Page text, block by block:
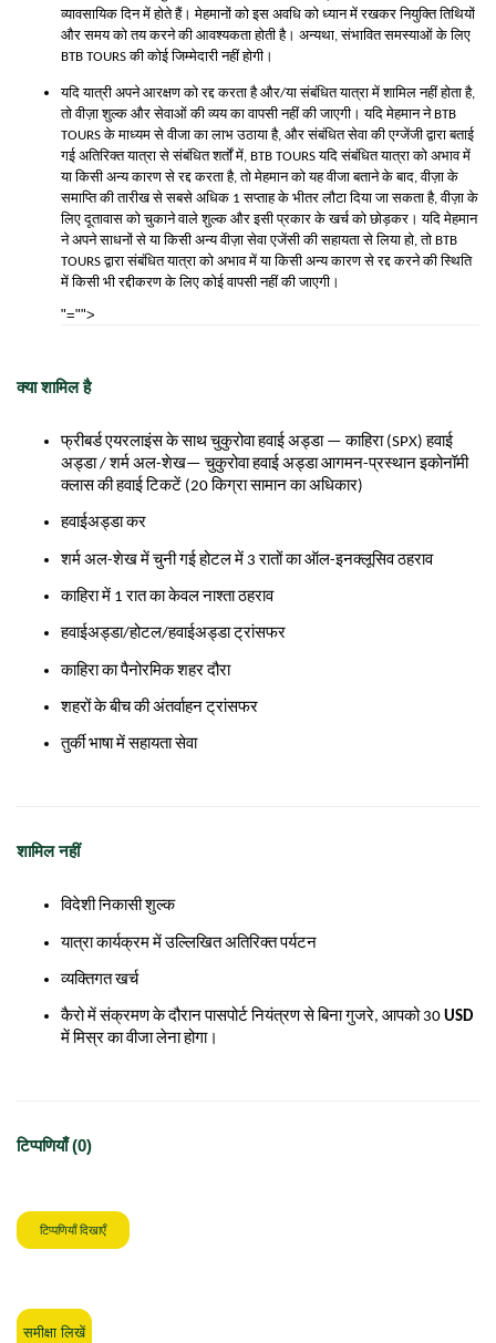
व्यावसायिक दिन में होते हैं। मेहमानों को इस अवधि को ध्यान में रखकर नियुक्ति तिथियों
और समय को तय करने की आवश्यकता होती है। अन्यथा, संभावित समस्याओं के लिए
BTB TOURS की कोई जिम्मेदारी नहीं होगी।
यदि यात्री अपने आरक्षण को रद्द करता है और/या संबंधित यात्रा में शामिल नहीं होता है,
तो वीज़ा शुल्क और सेवाओं की व्यय का वापसी नहीं की जाएगी। यदि मेहमान ने BTB
TOURS के माध्यम से वीजा का लाभ उठाया है, और संबंधित सेवा की एग्जेंजी द्वारा बताई
गई अतिरिक्त यात्रा से संबंधित शर्तों में, BTB TOURS यदि संबंधित यात्रा को अभाव में
या किसी अन्य कारण से रद्द करता है, तो मेहमान को यह वीजा बताने के बाद, वीज़ा के
समाप्ति की तारीख से सबसे अधिक 1 सप्ताह के भीतर लौटा दिया जा सकता है, वीज़ा के
लिए दूतावास को चुकाने वाले शुल्क और इसी प्रकार के खर्च को छोड़कर। यदि मेहमान
ने अपने साधनों से या किसी अन्य वीज़ा सेवा एजेंसी की सहायता से लिया हो, तो BTB
TOURS द्वारा संबंधित यात्रा को अभाव में या किसी अन्य कारण से रद्द करने की स्थिति
में किसी भी रद्दीकरण के लिए कोई वापसी नहीं की जाएगी।
"="">
क्या शामिल है
फ्रीबर्ड एयरलाइंस के साथ चुकुरोवा हवाई अड्डा — काहिरा (SPX) हवाई
अड्डा / शर्म अल-शेख— चुकुरोवा हवाई अड्डा आगमन-प्रस्थान इकोनॉमी
क्लास की हवाई टिकटें (20 किग्रा सामान का अधिकार)
हवाईअड्डा कर
शर्म अल-शेख में चुनी गई होटल में 3 रातों का ऑल-इनक्लूसिव ठहराव
काहिरा में 1 रात का केवल नाश्ता ठहराव
हवाईअड्डा/होटल/हवाईअड्डा ट्रांसफर
काहिरा का पैनोरमिक शहर दौरा
शहरों के बीच की अंतर्वाहन ट्रांसफर
तुर्की भाषा में सहायता सेवा
शामिल नहीं
विदेशी निकासी शुल्क
यात्रा कार्यक्रम में उल्लिखित अतिरिक्त पर्यटन
व्यक्तिगत खर्च
कैरो में संक्रमण के दौरान पासपोर्ट नियंत्रण से बिना गुजरे, आपको 30 USD
में मिस्र का वीजा लेना होगा।
टिप्पणियाँ (0)
टिप्पणियाँ दिखाएँ
समीक्षा लिखें